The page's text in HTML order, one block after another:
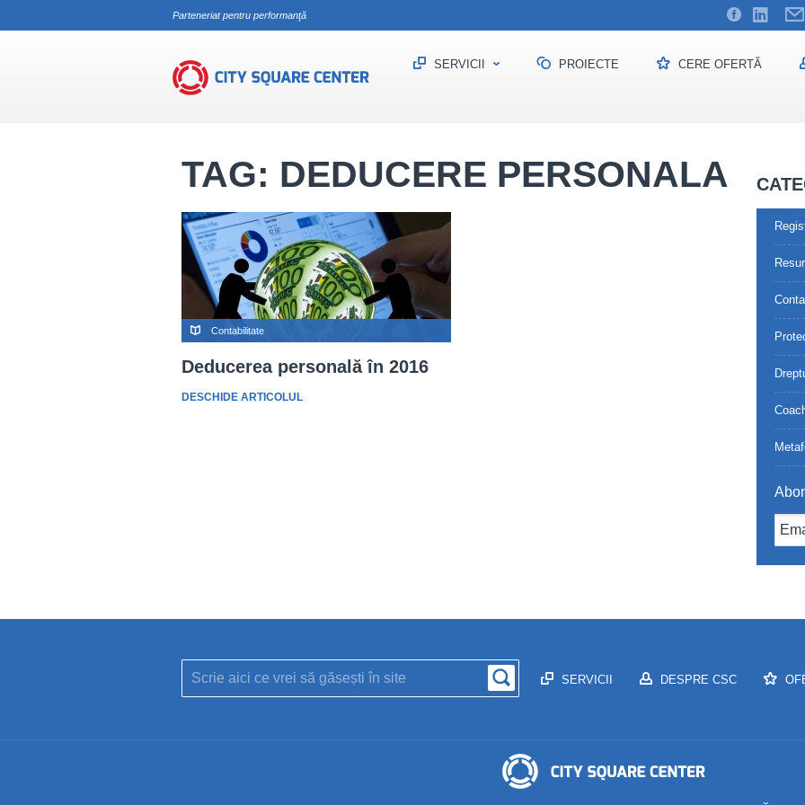
Parteneriat pentru performanţă
SERVICII PROIECTE CERE OFERTĂ
TAG: DEDUCERE PERSONALA
Contabilitate
Deducerea personală în 2016
DESCHIDE ARTICOLUL
SERVICII DESPRE CSC